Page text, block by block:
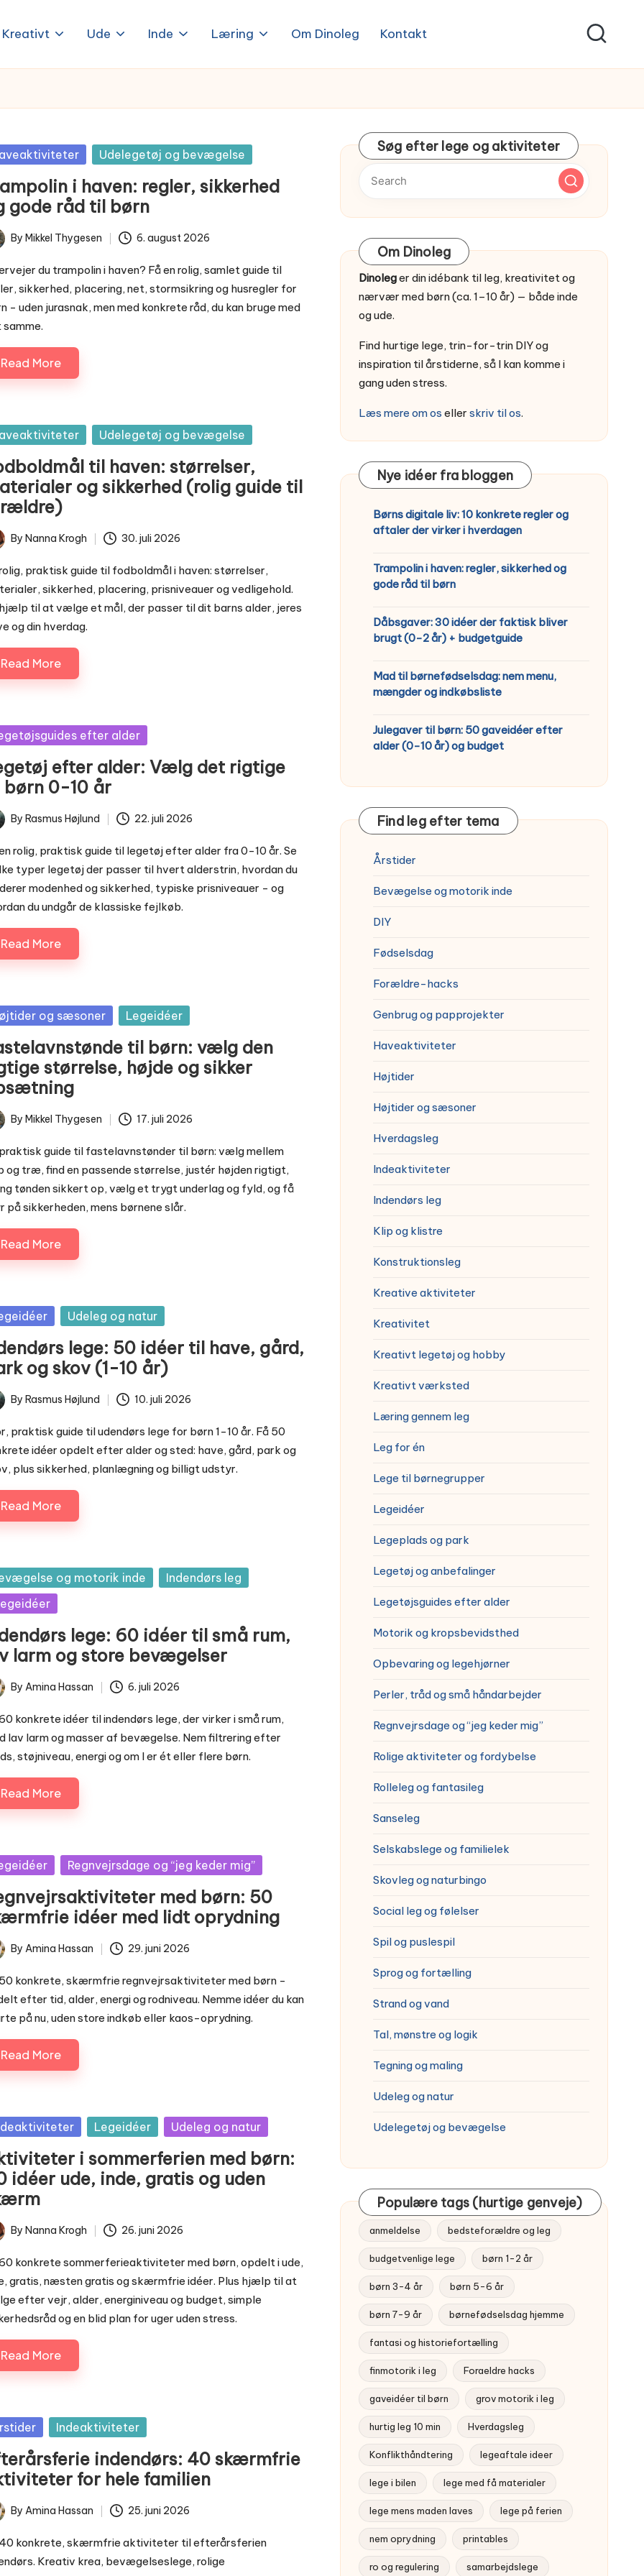
Kreativt Ude Inde Læring Om Dinoleg Kontakt
Udelegetøj og bevægelse
i haven: regler, sikkerhed
gode råd til børn
By Mikkel Thygesen 6. august 2026
du trampolin i haven? Få en rolig, samlet guide til
sikkerhed, placering, net, stormsikring og husregler for
- uden jurasnak, men med konkrete råd, du kan bruge med
Read More
Udelegetøj og bevægelse
til haven: størrelser,
og sikkerhed (rolig guide til
By Nanna Krogh 30. juli 2026
praktisk guide til fodboldmål i haven: størrelser,
sikkerhed, placering, prisniveauer og vedligehold.
til at vælge et mål, der passer til dit barns alder, jeres
og din hverdag.
Read More
efter alder
efter alder: Vælg det rigtige
0-10 år
By Rasmus Højlund 22. juli 2026
rolig, praktisk guide til legetøj efter alder fra 0-10 år. Se
typer legetøj der passer til hvert alderstrin, hvordan du
modenhed og sikkerhed, typiske prisniveauer - og
du undgår de klassiske fejlkøb.
Read More
og sæsoner Legeidéer
til børn: vælg den
størrelse, højde og sikker
By Mikkel Thygesen 17. juli 2026
guide til fastelavnstønder til børn: vælg mellem
og træ, find en passende størrelse, justér højden rigtigt,
tønden sikkert op, vælg et trygt underlag og fyld, og få
på sikkerheden, mens børnene slår.
Read More
Udeleg og natur
lege: 50 idéer til have, gård,
og skov (1-10 år)
By Rasmus Højlund 10. juli 2026
praktisk guide til udendørs lege for børn 1-10 år. Få 50
idéer opdelt efter alder og sted: have, gård, park og
plus sikkerhed, planlægning og billigt udstyr.
Read More
og motorik inde
Indendørs leg
lege: 60 idéer til små rum,
larm og store bevægelser
By Amina Hassan 6. juli 2026
konkrete idéer til indendørs lege, der virker i små rum,
lav larm og masser af bevægelse. Nem filtrering efter
støjniveau, energi og om I er ét eller flere børn.
Read More
Regnvejrsdage og “jeg keder mig”
med børn: 50
idéer med lidt oprydning
By Amina Hassan 29. juni 2026
konkrete, skærmfrie regnvejrsaktiviteter med børn -
efter tid, alder, energi og rodniveau. Nemme idéer du kan
på nu, uden store indkøb eller kaos-oprydning.
Read More
Legeidéer Udeleg og natur
i sommerferien med børn:
idéer ude, inde, gratis og uden
By Nanna Krogh 26. juni 2026
konkrete sommerferieaktiviteter med børn, opdelt i ude,
gratis, næsten gratis og skærmfrie idéer. Plus hjælp til at
efter vejr, alder, energiniveau og budget, simple
og en blid plan for uger uden stress.
Read More
Indeaktiviteter
indendørs: 40 skærmfrie
for hele familien
By Amina Hassan 25. juni 2026
konkrete, skærmfrie aktiviteter til efterårsferien
Kreativ krea, bevægelseslege, rolige
Søg efter lege og aktiviteter
Om Dinoleg
Dinoleger din idébank til leg, kreativitet og
nærvær med børn (ca. 1–10 år) — både inde
og ude.
Find hurtige lege, trin-for-trin DIY og
inspiration til årstiderne, så I kan komme i
gang uden stress.
Læs mere om os eller skriv til os.
Nye idéer fra bloggen
Børns digitale liv: 10 konkrete regler og
aftaler der virker i hverdagen
Trampolin i haven: regler, sikkerhed og
gode råd til børn
Dåbsgaver: 30 idéer der faktisk bliver
brugt (0-2 år) + budgetguide
Mad til børnefødselsdag: nem menu,
mængder og indkøbsliste
Julegaver til børn: 50 gaveidéer efter
alder (0-10 år) og budget
Find leg efter tema
Årstider
Bevægelse og motorik inde
DIY
Fødselsdag
Forældre-hacks
Genbrug og papprojekter
Haveaktiviteter
Højtider
Højtider og sæsoner
Hverdagsleg
Indeaktiviteter
Indendørs leg
Klip og klistre
Konstruktionsleg
Kreative aktiviteter
Kreativitet
Kreativt legetøj og hobby
Kreativt værksted
Læring gennem leg
Leg for én
Lege til børnegrupper
Legeidéer
Legeplads og park
Legetøj og anbefalinger
Legetøjsguides efter alder
Motorik og kropsbevidsthed
Opbevaring og legehjørner
Perler, tråd og små håndarbejder
Regnvejrsdage og “jeg keder mig”
Rolige aktiviteter og fordybelse
Rolleleg og fantasileg
Sanseleg
Selskabslege og familielek
Skovleg og naturbingo
Social leg og følelser
Spil og puslespil
Sprog og fortælling
Strand og vand
Tal, mønstre og logik
Tegning og maling
Udeleg og natur
Udelegetøj og bevægelse
Populære tags (hurtige genveje)
anmeldelse bedsteforældre og leg
budgetvenlige lege børn 1-2 år
børn 3-4 år børn 5-6 år
børn 7-9 år børnefødselsdag hjemme
fantasi og historiefortælling
finmotorik i leg Foraeldre hacks
gaveidéer til børn grov motorik i leg
hurtig leg 10 min Hverdagsleg
Konflikthåndtering legeaftale ideer
lege i bilen lege med få materialer
lege mens maden laves lege på ferien
nem oprydning printables
ro og regulering samarbejdslege